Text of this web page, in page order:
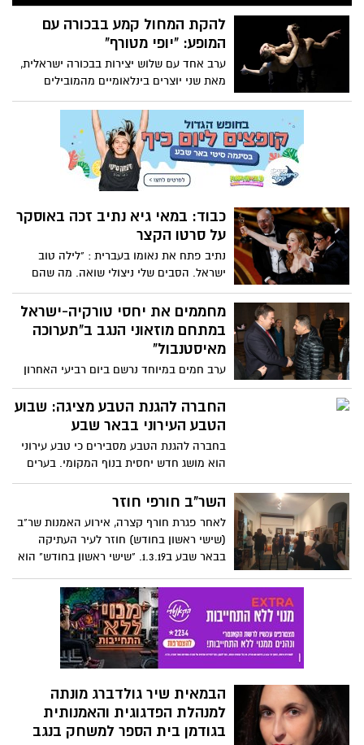
הקרובה ה- 2/3/19 ב- 11:00 יופיעו על בימת
משכן אמנויות הבמה: שרת הבינוי והשיכון -
חברת הכנסת ד"ר יפעת שאשא-ביטון
ממפלגת כולנו ורם בן ברק, לשעבר המשנה
לראש המוסד ממפלגת כחול לבן.
להקת המחול קמע בבכורה עם
המופע: "יופי מטורף"
ערב אחד עם שלוש יצירות בבכורה ישראלית,
מאת שני יוצרים בינלאומיים מהמובילים
במחול העולמי: הכוריאוגרף הגרמני עטור
והכוריאוגרף הישראלי איציק גלילי, הזוכה
להצלחה בינלאומית, עם היצירות "
"PEELEDו- "Cherry pink and Apple
Blossom White"
כבוד: במאי גיא נתיב זכה באוסקר
על סרטו הקצר
נתיב פתח את נאומו בעברית : "לילה טוב
ישראל. הסבים שלי ניצולי שואה. מה שהם
עברו שם - אנחנו רואים בכל מקום, באמריקה
ובאירופה. נשיא המדינה: " הסרט הוא מתנה
עבור הילדים והנכדים שלנו, ועבור העתיד
שאנחנו רוצים בשבילם כדי שיזכו להגשים את
כל החלומות. גאווה ישראלית גדולה. מזל
טוב!".
מחממים את יחסי טורקיה-ישראל
במתחם מוזאוני הנגב ב"תערוכה
מאיסטנבול"
ערב חמים במיוחד נרשם ביום רביעי האחרון
(20 בפברואר) במתחם מוזאוני הנגב בעיר
העתיקה בבאר שבע, במעמד ראש העירייה
רוביק דנילוביץ'
החברה להגנת הטבע מציגה: שבוע
הטבע העירוני בבאר שבע
בחברה להגנת הטבע מסבירים כי טבע עירוני
הוא מושג חדש יחסית בנוף המקומי. בערים
רבות באירופה ובאמריקה מוקצים שטחים
נרחבים לשיקום ושימור מערכות טבעיות
לעלויות האחזקה הנמוכות, הם משמשים
למיתון מפגעים סביבתיים, ממצבים את
דמותה של העיר וכמובן, משמשים לפעילויות
חינוך ופנאי לתושבי הערים
השר"ב חורפי חוזר
לאחר פגרת חורף קצרה, אירוע האמנות שר"ב
(שישי ראשון בחודש) חוזר לעיר העתיקה
בבאר שבע ב1.3.19. "שישי ראשון בחודש" הוא
הפועלים בעיר העתיקה, במסגרתו פותחים
האמנים את בתיהם, את הגלריות
והסטודיואים הביתיים שלהם בפני הקהל
הרחב ומאפשרים להם הצצה לתהליך היצירה.
המבקרים הרבים מקבלים הזדמנות להיחשף
מיניאטוריים, דרך רישום, ג'אם סשן, צורפות,
פיסול, ציור ועד עבודות בעור
הבמאית שיר גולדברג מונתה
למנהלת הפדגוגית והאמנותית
בגודמן בית הספר למשחק בנגב